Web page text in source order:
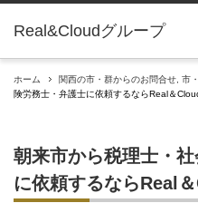
Real&Cloudグループ
ホーム 関西の市・群からのお問合せ 市
険労務士・弁護士に依頼するならReal＆
朝来市から税理士・
に依頼するならReal